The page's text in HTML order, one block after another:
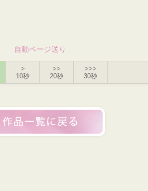
自動ページ送り
>
10秒
>>
20秒
>>>
30秒